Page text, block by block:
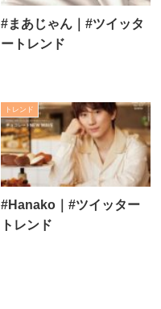
#まあじゃん｜#ツイッタ
ートレンド
トレンド
#Hanako｜#ツイッター
トレンド